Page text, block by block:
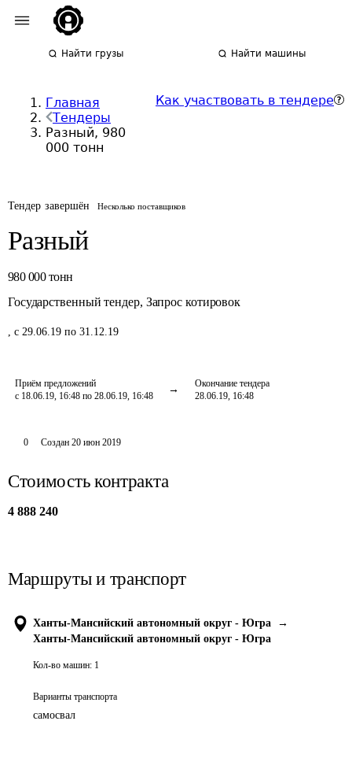
Найти грузы Найти машины
Главная
Тендеры
Разный, 980
000 тонн
Как участвовать в тендере
Тендер завершён Несколько поставщиков
Разный
980 000 тонн
Государственный тендер, Запрос котировок
, с 29.06.19 по 31.12.19
Приём предложений
с 18.06.19, 16:48 по 28.06.19, 16:48
Окончание тендера
28.06.19, 16:48
0 Создан 20 июн 2019
Стоимость контракта
4 888 240
Маршруты и транспорт
Ханты-Мансийский автономный округ - Югра
→
Ханты-Мансийский автономный округ - Югра
Кол-во машин: 1
Варианты транспорта
самосвал